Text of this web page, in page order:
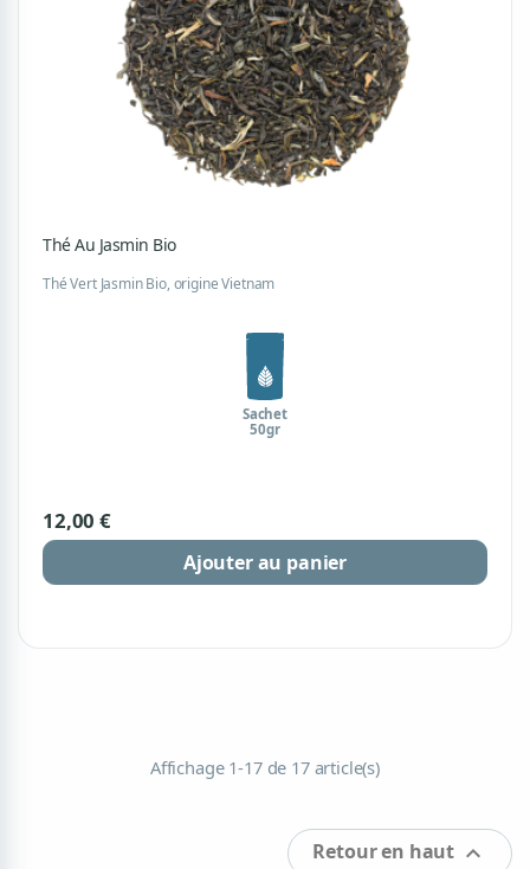
Thé Au Jasmin Bio
Thé Vert Jasmin Bio, origine Vietnam
Sachet
50gr
12,00 €
Ajouter au panier
Affichage 1-17 de 17 article(s)
Retour en haut 